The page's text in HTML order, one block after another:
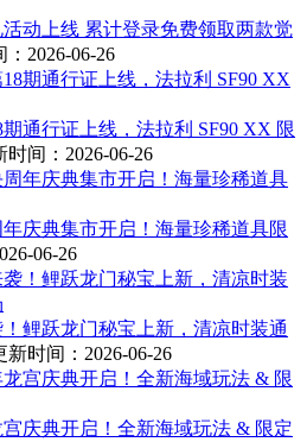
动上线 累计登录免费领取两款觉
2026-06-26
通行证上线，法拉利 SF90 XX 限
时间：2026-06-26
庆典集市开启！海量珍稀道具限
06-26
鲤跃龙门秘宝上新，清凉时装通
新时间：2026-06-26
庆典开启！全新海域玩法 & 限定